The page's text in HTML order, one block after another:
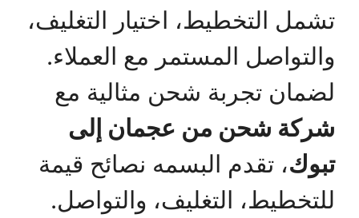
تشمل التخطيط، اختيار التغليف،
والتواصل المستمر مع العملاء.
لضمان تجربة شحن مثالية مع
شركة شحن من عجمان إلى
تبوك، تقدم البسمه نصائح قيمة
للتخطيط، التغليف، والتواصل.